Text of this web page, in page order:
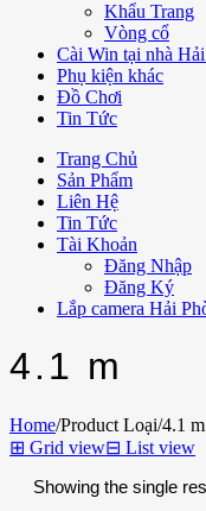
Khẩu Trang
Vòng cổ
Cài Win tại nhà
Phụ kiện khác
Đồ Chơi
Tin Tức
Trang Chủ
Sản Phẩm
Liên Hệ
Tin Tức
Tài Khoản
Đăng Nhập
Đăng Ký
Lắp camera Hải
4.1 m
Home/Product Loại/4.1 m
⊞ Grid view⊟ List view
Showing the single